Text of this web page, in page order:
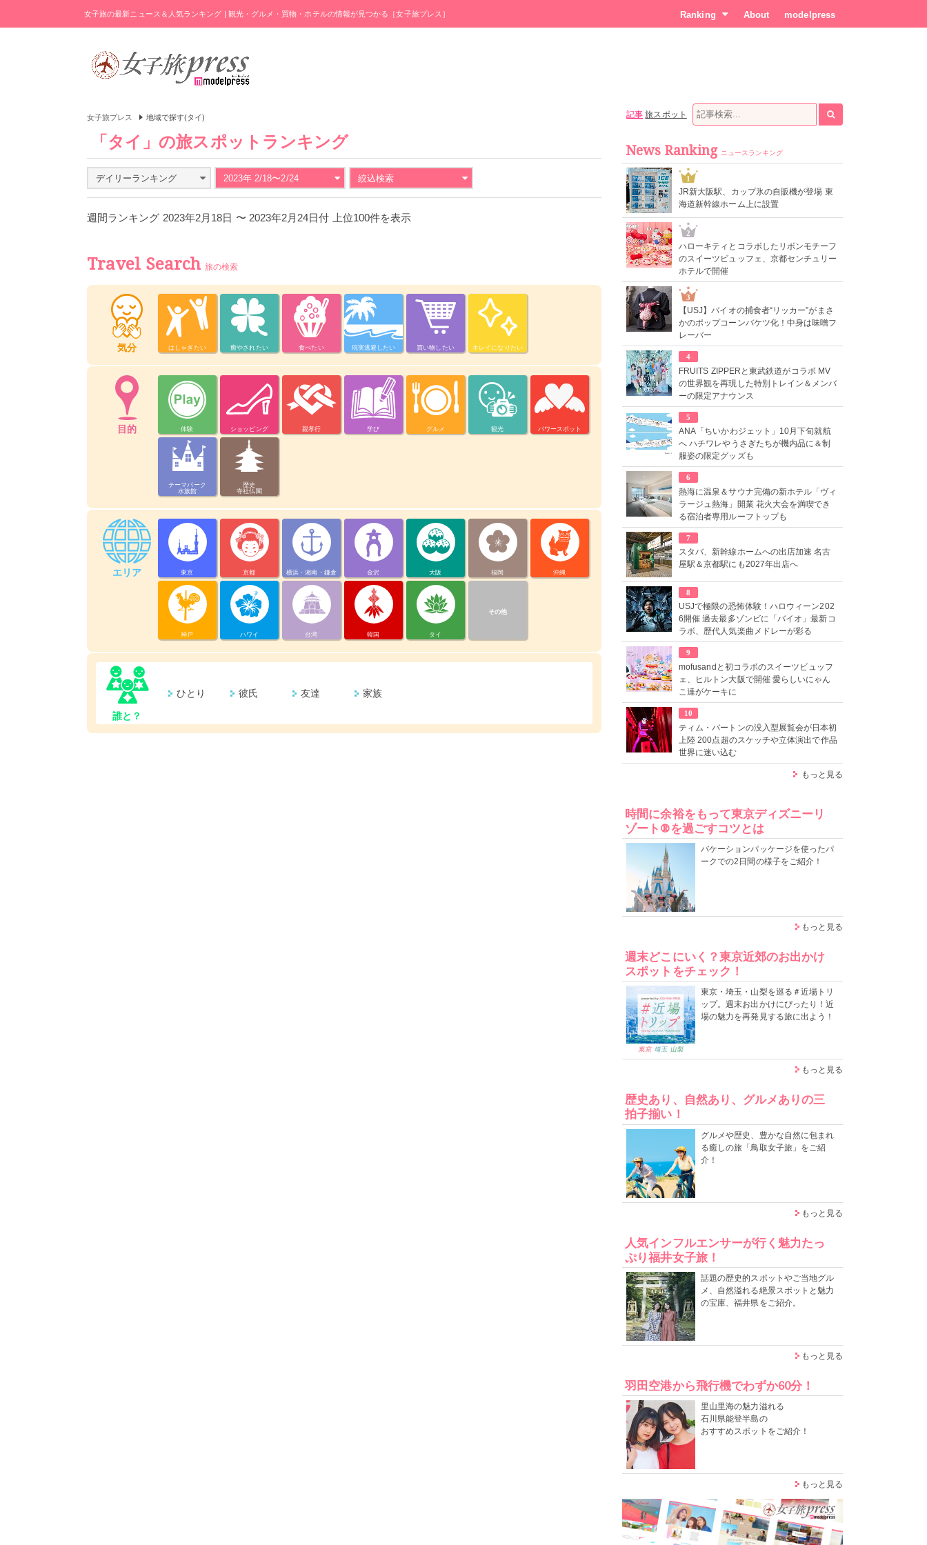
女子旅の最新ニュース＆人気ランキング | 観光・グルメ・買物・ホテルの情報が見つかる［女子旅プレス］ Ranking About modelpress
女子旅プレス 地域で探す(タイ)
「タイ」の旅スポットランキング
デイリーランキング 2023年 2/18〜2/24 絞込検索
週間ランキング 2023年2月18日 〜 2023年2月24日付 上位100件を表示
Travel Search 旅の検索
気分 はしゃぎたい 癒やされたい 食べたい 現実逃避したい 買い物したい キレイになりたい
目的 体験 ショッピング 親孝行 学び グルメ 観光 パワースポット
テーマパーク
水族館
歴史
寺社仏閣
エリア 東京 京都 横浜・湘南・鎌倉 金沢 大阪 福岡 沖縄
神戸 ハワイ 台湾 韓国 タイ
その他
誰と？
ひとり 彼氏 友達 家族
記事 旅スポット
News Ranking ニュースランキング
1
JR新大阪駅、カップ氷の自販機が登場 東
海道新幹線ホーム上に設置
2
ハローキティとコラボしたリボンモチーフ
のスイーツビュッフェ、京都センチュリー
ホテルで開催
3
【USJ】バイオの捕食者“リッカー”がまさ
かのポップコーンバケツ化！中身は味噌フ
レーバー
4
FRUITS ZIPPERと東武鉄道がコラボ MV
の世界観を再現した特別トレイン＆メンバ
ーの限定アナウンス
5
ANA「ちいかわジェット」10月下旬就航
へ ハチワレやうさぎたちが機内品に＆制
服姿の限定グッズも
6
熱海に温泉＆サウナ完備の新ホテル「ヴィ
ラージュ熱海」開業 花火大会を満喫でき
る宿泊者専用ルーフトップも
7
スタバ、新幹線ホームへの出店加速 名古
屋駅＆京都駅にも2027年出店へ
8
USJで極限の恐怖体験！ハロウィーン202
6開催 過去最多ゾンビに「バイオ」最新コ
ラボ、歴代人気楽曲メドレーが彩る
9
mofusandと初コラボのスイーツビュッフ
ェ、ヒルトン大阪で開催 愛らしいにゃん
こ達がケーキに
10
ティム・バートンの没入型展覧会が日本初
上陸 200点超のスケッチや立体演出で作品
世界に迷い込む
もっと見る
時間に余裕をもって東京ディズニーリ
ゾート®を過ごすコツとは
バケーションパッケージを使ったパ
ークでの2日間の様子をご紹介！
もっと見る
週末どこにいく？東京近郊のお出かけ
スポットをチェック！
東京・埼玉・山梨を巡る＃近場トリ
ップ。週末お出かけにぴったり！近
場の魅力を再発見する旅に出よう！
もっと見る
歴史あり、自然あり、グルメありの三
拍子揃い！
グルメや歴史、豊かな自然に包まれ
る癒しの旅「鳥取女子旅」をご紹
介！
もっと見る
人気インフルエンサーが行く魅力たっ
ぷり福井女子旅！
話題の歴史的スポットやご当地グル
メ、自然溢れる絶景スポットと魅力
の宝庫、福井県をご紹介。
もっと見る
羽田空港から飛行機でわずか60分！
里山里海の魅力溢れる
石川県能登半島の
おすすめスポットをご紹介！
もっと見る